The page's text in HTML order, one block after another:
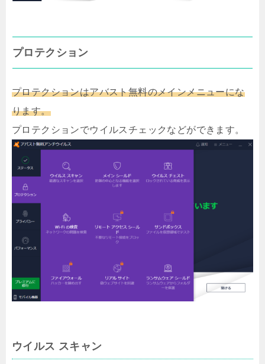
プロテクション
プロテクションはアバスト無料のメインメニューにな
ります。
プロテクションでウイルスチェックなどができます。
ウイルス スキャン